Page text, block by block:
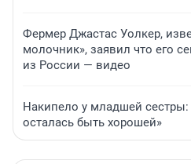
Фермер Джастас Уолкер,
молочник», заявил что его
из России — видео
Накипело у младшей сестры:
осталась быть хорошей»